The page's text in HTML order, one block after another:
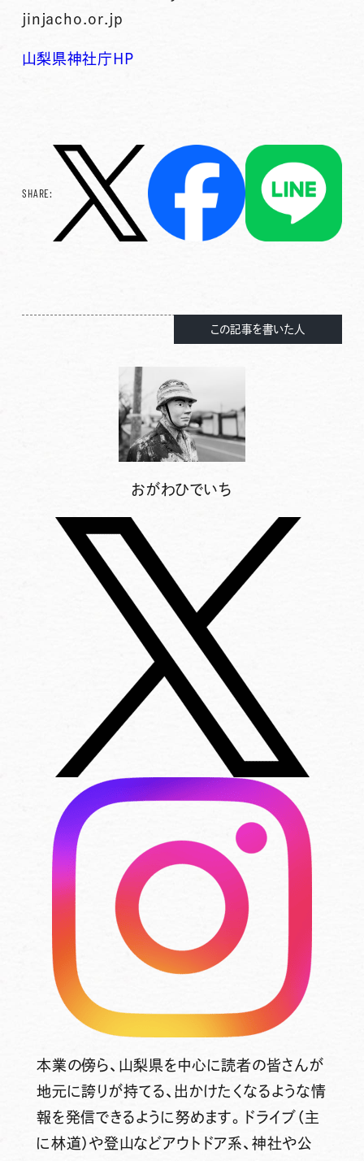
jinjacho.or.jp
山梨県神社庁HP
SHARE:
この記事を書いた人
おがわひでいち
本業の傍ら、山梨県を中心に読者の皆さんが
地元に誇りが持てる、出かけたくなるような情
報を発信できるように努めます。ドライブ（主
に林道）や登山などアウトドア系、神社や公